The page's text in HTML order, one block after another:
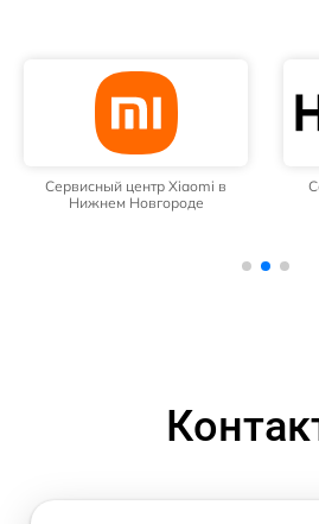
Сервисный центр Xiaomi в
Нижнем Новгороде